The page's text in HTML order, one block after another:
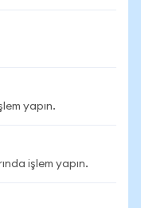
yapın.
işlem yapın.